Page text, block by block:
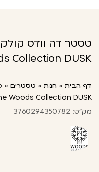
Collection DUSK
דף הבית » חנות » טסטרים »
Woods Collection DUSK
מק"ט: 3760294350782